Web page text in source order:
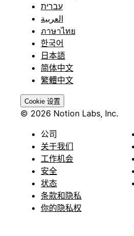
עברית
العربية
ภาษาไทย
한국어
日本語
简体中文
繁體中文
Cookie 设置
© 2026 Notion Labs, Inc.
公司
关于我们
工作机会
安全
状态
条款和隐私
你的隐私权